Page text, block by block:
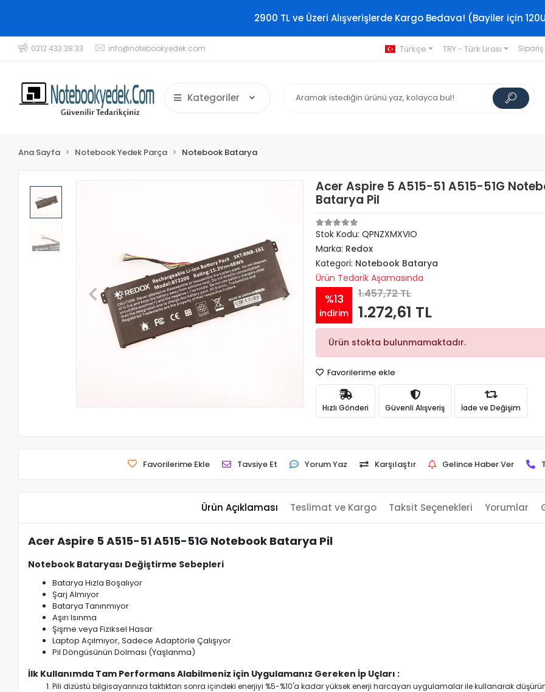
2900 TL ve Üzeri Alışverişlerde Kargo Bedava! (Bayiler için
0212 433 38 33 info@notebookyedek.com Türkçe TRY - Türk Lirası
Kategoriler
Ana Sayfa Notebook Yedek Parça Notebook Batarya
Acer Aspire 5 A515-51 A515-51G
Batarya Pil
Stok Kodu: QPNZXMXVIO
Marka: Redox
Kategori: Notebook Batarya
Ürün Tedarik Aşamasında
%13
indirim
1.457,72 TL
1.272,61 TL
Ürün stokta bulunmamaktadır.
Favorilerime ekle
Hızlı Gönderi Güvenli Alışveriş İade ve Değişim
Favorilerime Ekle Tavsiye Et Yorum Yaz Karşılaştır Gelince Haber Ver
Ürün Açıklaması Teslimat ve Kargo Taksit Seçenekleri Yorumlar
Acer Aspire 5 A515-51 A515-51G Notebook Batarya Pil
Notebook Bataryası Değiştirme Sebepleri
Batarya Hızla Boşalıyor
Şarj Almıyor
Batarya Tanınmıyor
Aşırı Isınma
Şişme veya Fiziksel Hasar
Laptop Açılmıyor, Sadece Adaptörle Çalışıyor
Pil Döngüsünün Dolması (Yaşlanma)
İlk Kullanımda Tam Performans Alabilmeniz için Uygulamanız Gereken İp Uçları :
Pili dizüstü bilgisayarınıza taktıktan sonra içindeki enerjiyi %5-%10'a kadar yüksek enerji harcayan uygulamalar ile kullanarak